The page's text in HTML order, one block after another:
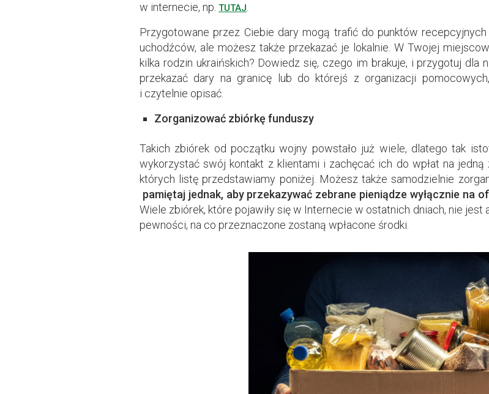
w internecie, np. TUTAJ
Przygotowane przez Ciebie dary mogą trafić do punktów
uchodźców, ale możesz także przekazać je lokalnie. W Twojej
kilka rodzin ukraińskich? Dowiedz się, czego im brakuje, i przygotuj dla
przekazać dary na granicę lub do którejś z organizacji
i czytelnie opisać.
Zorganizować zbiórkę funduszy
Takich zbiórek od początku wojny powstało już wiele, dlatego tak
wykorzystać swój kontakt z klientami i zachęcać ich do wpłat na
których listę przedstawiamy poniżej. Możesz także samodzielnie
pamiętaj jednak, aby przekazywać zebrane pieniądze wyłącznie na
Wiele zbiórek, które pojawiły się w Internecie w ostatnich dniach, nie jest
pewności, na co przeznaczone zostaną wpłacone środki.